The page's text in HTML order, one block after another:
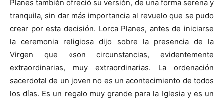
Planes también ofreció su versión, de una forma serena y
tranquila, sin dar más importancia al revuelo que se pudo
crear por esta decisión. Lorca Planes, antes de iniciarse
la ceremonia religiosa dijo sobre la presencia de la
Virgen que «son circunstancias, evidentemente
extraordinarias, muy extraordinarias. La ordenación
sacerdotal de un joven no es un acontecimiento de todos
los días. Es un regalo muy grande para la Iglesia y es un